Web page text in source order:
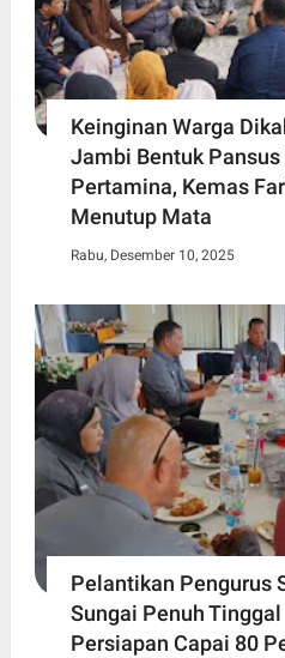
Keinginan Warga
Jambi Bentuk
Pertamina, Kemas
Menutup Mata
Rabu, Desember 10, 2025
Pelantikan Pengurus
Sungai Penuh
Persiapan Capai 80